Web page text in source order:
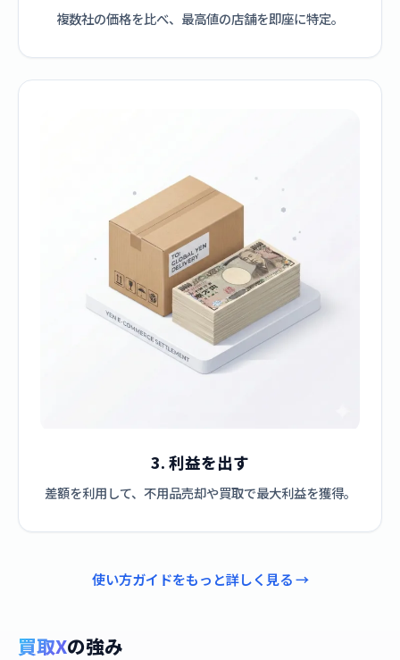
複数社の価格を比べ、最高値の店舗を即座に特定。
3. 利益を出す
差額を利用して、不用品売却や買取で最大利益を獲得。
使い方ガイドをもっと詳しく見る →
買取Xの強み